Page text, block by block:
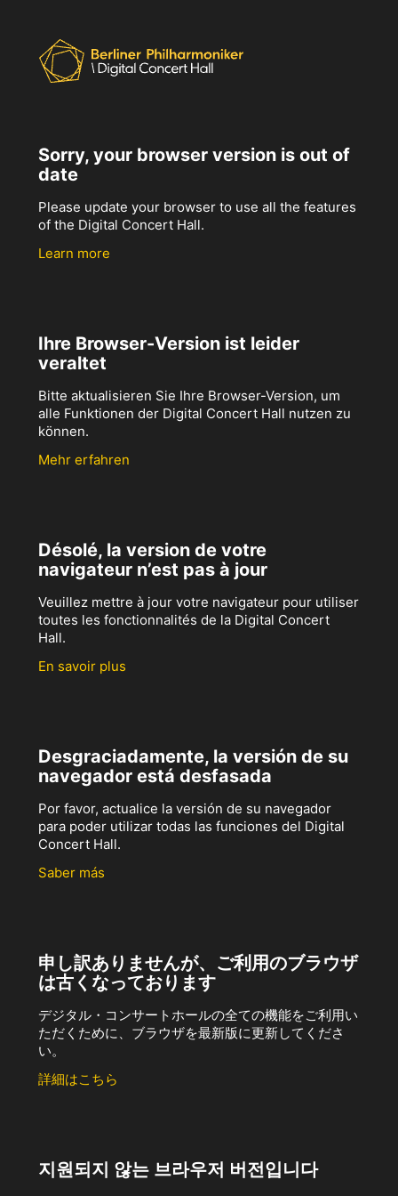
Sorry, your browser version is out of
date
Please update your browser to use all the features
of the Digital Concert Hall.
Learn more
Ihre Browser-Version ist leider
veraltet
Bitte aktualisieren Sie Ihre Browser-Version, um
alle Funktionen der Digital Concert Hall nutzen zu
können.
Mehr erfahren
Désolé, la version de votre
navigateur n’est pas à jour
Veuillez mettre à jour votre navigateur pour utiliser
toutes les fonctionnalités de la Digital Concert
Hall.
En savoir plus
Desgraciadamente, la versión de su
navegador está desfasada
Por favor, actualice la versión de su navegador
para poder utilizar todas las funciones del Digital
Concert Hall.
Saber más
申し訳ありませんが、ご利用のブラウザ
は古くなっております
デジタル・コンサートホールの全ての機能をご利用い
ただくために、ブラウザを最新版に更新してくださ
い。
詳細はこちら
지원되지 않는 브라우저 버전입니다